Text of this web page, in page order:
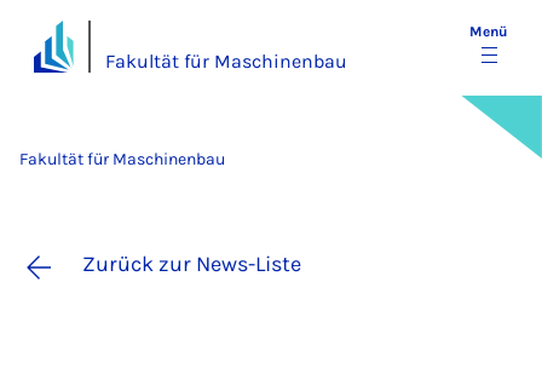
Fakultät für Maschinenbau
Menü
Fakultät für Maschinenbau
Zurück zur News-Liste